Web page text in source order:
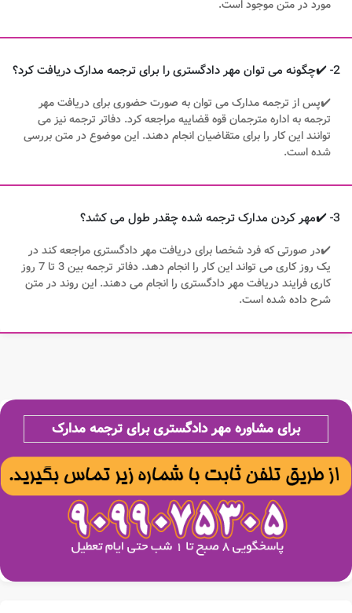
مورد در متن موجود است.
2- ✔️چگونه می توان مهر دادگستری را برای ترجمه مدارک دریافت کرد؟
✔️پس از ترجمه مدارک می توان به صورت حضوری برای دریافت مهر
ترجمه به اداره مترجمان قوه قضاییه مراجعه کرد. دفاتر ترجمه نیز می
توانند این کار را برای متقاضیان انجام دهند. این موضوع در متن بررسی
شده است.
3- ✔️مهر کردن مدارک ترجمه شده چقدر طول می کشد؟
✔️در صورتی که فرد شخصا برای دریافت مهر دادگستری مراجعه کند در
یک روز کاری می تواند این کار را انجام دهد. دفاتر ترجمه بین 3 تا 7 روز
کاری فرایند دریافت مهر دادگستری را انجام می دهند. این روند در متن
شرح داده شده است.
برای مشاوره مهر دادگستری برای ترجمه مدارک